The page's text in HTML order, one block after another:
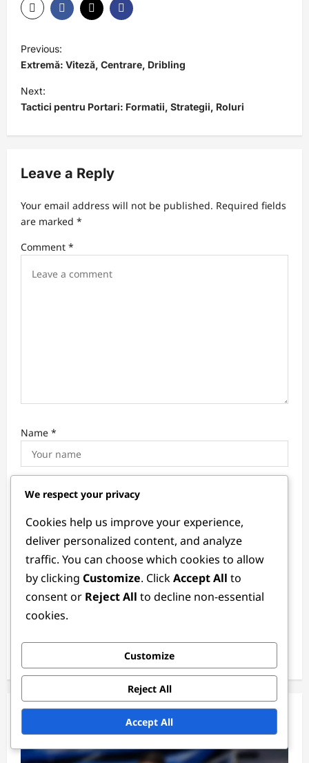
P
o
s
t
v
g
t
Previous:
Extremă: Viteză, Centrare, Dribling
Next:
Tactici pentru Portari: Formatii, Strategii, Roluri
Leave a Reply
Your email address will not be published. Required fields
are marked *
Comment *
Name *
Email*
Save my name, email, and website in this browser for
the next time I comment.
We respect your privacy
Cookies help us improve your experience,
deliver personalized content, and analyze
traffic. You can choose which cookies to allow
by clicking Customize. ClickAccept All to
consent or Reject All to decline non-essential
cookies.
Customize
Reject All
Accept All